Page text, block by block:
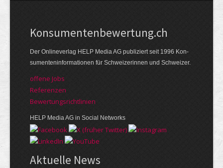
Kon­su­menten­be­wer­tung.ch
Der Online­verlag HELP Media AG publi­ziert seit 1996 Kon­
su­menten­infor­mationen für Schwei­zerinnen und Schweizer.
offene Jobs
Referenzen
Bewer­tungs­richt­linien
HELP Media AG in Social Networks
Aktuelle News